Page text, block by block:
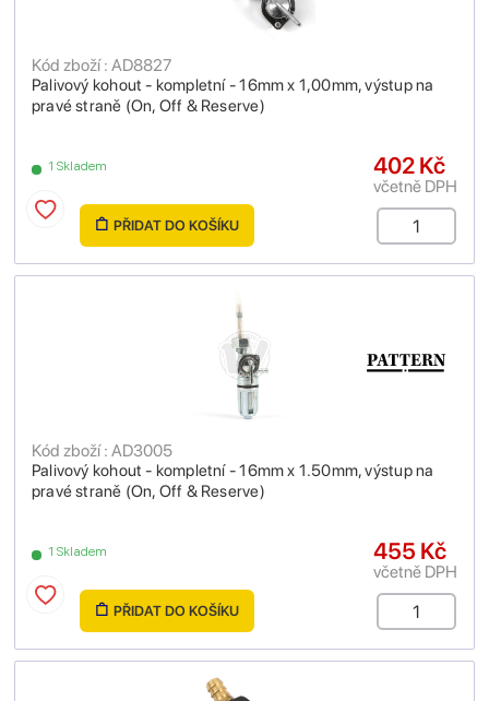
Palivový kohout - kompletní - 16mm x 1,00mm, výstup na
pravé straně (On, Off & Reserve)
Kód zboží : AD8827
1 Skladem 402 Kč
včetně DPH
PŘIDAT DO KOŠÍKU
Palivový kohout - kompletní - 16mm x 1.50mm, výstup na
pravé straně (On, Off & Reserve)
Kód zboží : AD3005
1 Skladem 455 Kč
včetně DPH
PŘIDAT DO KOŠÍKU